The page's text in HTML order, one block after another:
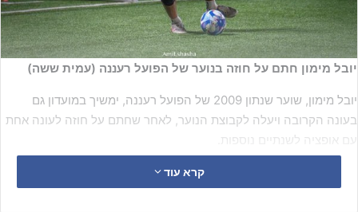
יובל מימון חתם על חוזה בנוער של הפועל רעננה (עמית ששה)
יובל מימון, שוער שנתון 2009 של הפועל רעננה, ימשיך במועדון גם
בעונה הקרובה ויעלה לקבוצת הנוער, לאחר שחתם על חוזה לעונה אחת
עם אופציה לשנתיים נוספות.
מימון החל את דרכו בהכח רמת גן, ובהמשך עבר להפועל תל אביב, שם
קרא עוד